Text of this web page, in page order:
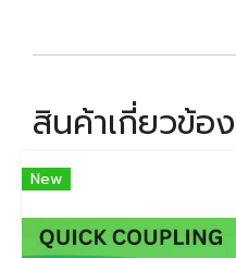
สินค้าเกี่ยวข้อง
New